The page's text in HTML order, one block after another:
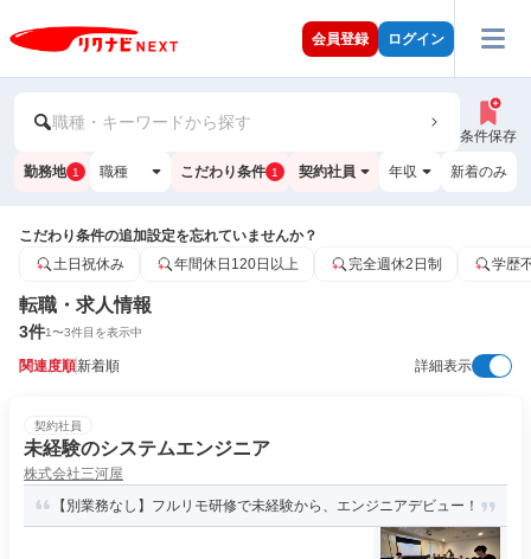
会員登録 ログイン
職種・キーワードから探す
条件保存
勤務地 1 職種 こだわり条件 1 契約社員 年収 新着のみ
こだわり条件の追加設定を忘れていませんか？
土日祝休み
年間休日120日以上 完全週休2日制 学歴
転職・求人情報
3件1〜3件目を表示中
関連度順新着順 詳細表示
契約社員
未経験のシステムエンジニア
株式会社三河屋
【別業務なし】フルリモ研修で未経験から、エンジニアデビュー！